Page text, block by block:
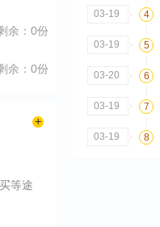
余：0份
余：0份
等途
03-19 4
03-19 5
03-20 6
03-19 7
03-19 8